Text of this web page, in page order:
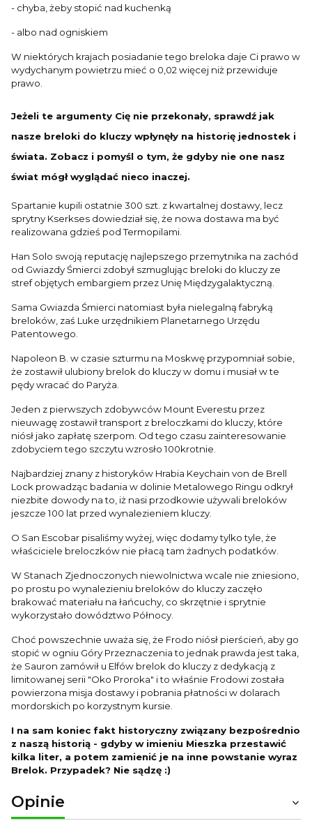
- chyba, żeby stopić nad kuchenką
- albo nad ogniskiem
W niektórych krajach posiadanie tego breloka daje Ci prawo w
wydychanym powietrzu mieć o 0,02 więcej niż przewiduje
prawo.
Jeżeli te argumenty Cię nie przekonały, sprawdź jak
nasze breloki do kluczy wpłynęły na historię jednostek i
świata. Zobacz i pomyśl o tym, że gdyby nie one nasz
świat mógł wyglądać nieco inaczej.
Spartanie kupili ostatnie 300 szt. z kwartalnej dostawy, lecz
sprytny Kserkses dowiedział się, że nowa dostawa ma być
realizowana gdzieś pod Termopilami.
Han Solo swoją reputację najlepszego przemytnika na zachód
od Gwiazdy Śmierci zdobył szmuglując breloki do kluczy ze
stref objętych embargiem przez Unię Międzygalaktyczną.
Sama Gwiazda Śmierci natomiast była nielegalną fabryką
breloków, zaś Luke urzędnikiem Planetarnego Urzędu
Patentowego.
Napoleon B. w czasie szturmu na Moskwę przypomniał sobie,
że zostawił ulubiony brelok do kluczy w domu i musiał w te
pędy wracać do Paryża.
Jeden z pierwszych zdobywców Mount Everestu przez
nieuwagę zostawił transport z breloczkami do kluczy, które
niósł jako zapłatę szerpom. Od tego czasu zainteresowanie
zdobyciem tego szczytu wzrosło 100krotnie.
Najbardziej znany z historyków Hrabia Keychain von de Brell
Lock prowadząc badania w dolinie Metalowego Ringu odkrył
niezbite dowody na to, iż nasi przodkowie używali breloków
jeszcze 100 lat przed wynalezieniem kluczy.
O San Escobar pisaliśmy wyżej, więc dodamy tylko tyle, że
właściciele breloczków nie płacą tam żadnych podatków.
W Stanach Zjednoczonych niewolnictwa wcale nie zniesiono,
po prostu po wynalezieniu breloków do kluczy zaczęło
brakować materiału na łańcuchy, co skrzętnie i sprytnie
wykorzystało dowództwo Północy.
Choć powszechnie uważa się, że Frodo niósł pierścień, aby go
stopić w ogniu Góry Przeznaczenia to jednak prawda jest taka,
że Sauron zamówił u Elfów brelok do kluczy z dedykacją z
limitowanej serii "Oko Proroka" i to właśnie Frodowi została
powierzona misja dostawy i pobrania płatności w dolarach
mordorskich po korzystnym kursie.
I na sam koniec fakt historyczny związany bezpośrednio
z naszą historią - gdyby w imieniu Mieszka przestawić
kilka liter, a potem zamienić je na inne powstanie wyraz
Brelok. Przypadek? Nie sądzę :)
Opinie